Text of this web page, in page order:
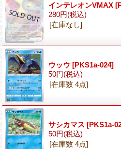
インテレオンVMAX
280円(税込)
[在庫なし]
ウッウ [PKS1a-024]
50円(税込)
[在庫数 4点]
サシカマス [PKS1a-
50円(税込)
[在庫数 4点]